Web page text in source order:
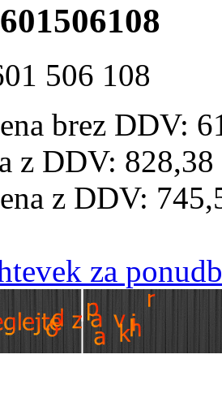
506 108
brez DDV:
z DDV: 828,38
z DDV:
za